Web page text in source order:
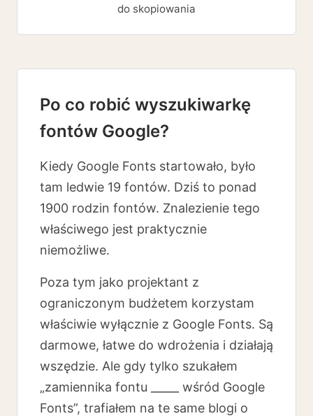
do skopiowania
Po co robić wyszukiwarkę
fontów Google?
Kiedy Google Fonts startowało, było
tam ledwie 19 fontów. Dziś to ponad
1900 rodzin fontów. Znalezienie tego
właściwego jest praktycznie
niemożliwe.
Poza tym jako projektant z
ograniczonym budżetem korzystam
właściwie wyłącznie z Google Fonts. Są
darmowe, łatwe do wdrożenia i działają
wszędzie. Ale gdy tylko szukałem
„zamiennika fontu _____ wśród Google
Fonts”, trafiałem na te same blogi o